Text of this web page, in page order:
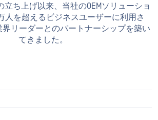
立ち上げ以来、当社のOEMソリューショ
人を超えるビジネスユーザーに利用さ
リーダーとのパートナーシップを築い
てきました。